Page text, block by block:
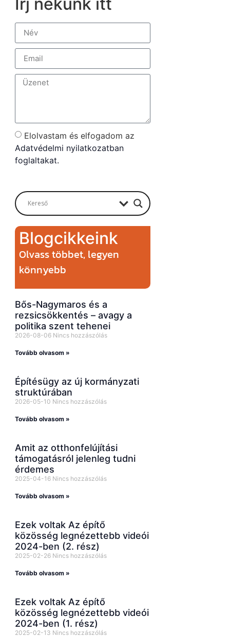
Elolvastam és elfogadom az
Adatvédelmi nyilatkozatban
foglaltakat.
Blogcikkeink
Olvass többet, legyen
könnyebb
Bős-Nagymaros és a
rezsicsökkentés – avagy a
politika szent tehenei
2026-08-06 Nincs hozzászólás
Tovább olvasom »
Építésügy az új kormányzati
struktúrában
2026-05-10 Nincs hozzászólás
Tovább olvasom »
Amit az otthonfelújítási
támogatásról jelenleg tudni
érdemes
2025-04-16 Nincs hozzászólás
Tovább olvasom »
Ezek voltak Az építő
közösség legnézettebb videói
2024-ben (2. rész)
2025-02-26 Nincs hozzászólás
Tovább olvasom »
Ezek voltak Az építő
közösség legnézettebb videói
2024-ben (1. rész)
2025-02-13 Nincs hozzászólás